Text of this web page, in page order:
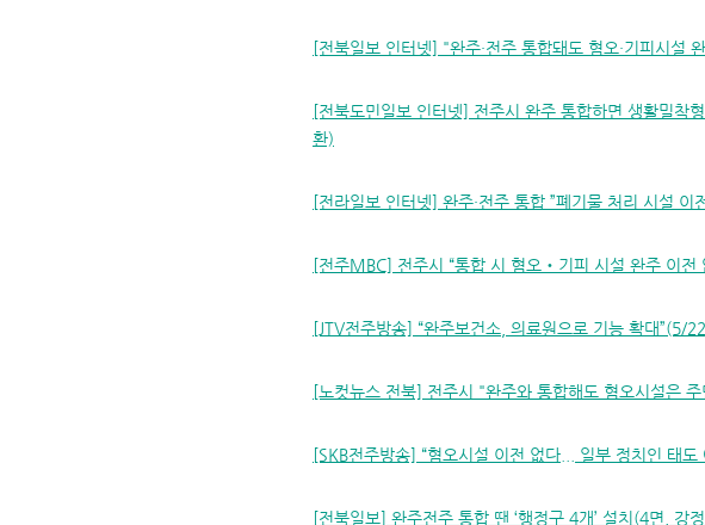
[전북일보 인터넷] "완주·전주 통합돼도 혐오·기피시설
[전북도민일보 인터넷] 전주시 완주 통합하면 생활밀착
환)
[전라일보 인터넷] 완주·전주 통합 ”폐기물 처리 시설
[전주MBC] 전주시 “통합 시 혐오‧기피 시설 완주 이전
[JTV전주방송] “완주보건소, 의료원으로 기능 확대”(5/
[노컷뉴스 전북] 전주시 "완주와 통합해도 혐오시설은
[SKB전주방송] “혐오시설 이전 없다... 일부 정치인 태
[전북일보] 완주전주 통합 땐 ‘행정구 4개’ 설치(4면, 강